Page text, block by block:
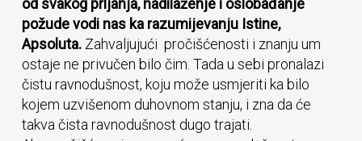
od svakog prljanja, nadilaženje i oslobađanje
požude vodi nas ka razumijevanju Istine,
Apsoluta.Zahvaljujući pročišćenosti i znanju um
ostaje ne privučen bilo čim. Tada u sebi pronalazi
čistu ravnodušnost, koju može usmjeriti ka bilo
kojem uzvišenom duhovnom stanju, i zna da će
takva čista ravnodušnost dugo trajati.